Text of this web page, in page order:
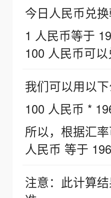
今日人民币兑换
1 人民币等于
100 人民币可以
我们可以用以下
100 人民币 *
所以，根据汇
人民币 等于
注意：此计算